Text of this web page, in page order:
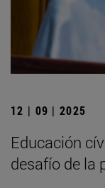
12 | 09 | 2025
Educación
desafío de la